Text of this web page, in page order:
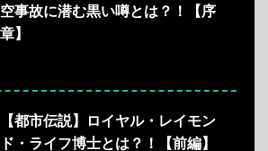
空事故に潜む黒い噂とは？！【序
章】
【都市伝説】ロイヤル・レイモン
ド・ライフ博士とは？！【前編】